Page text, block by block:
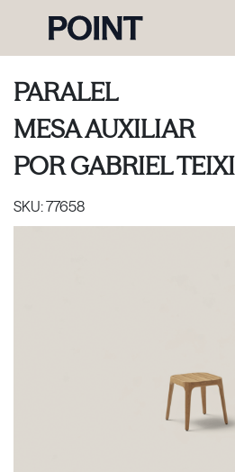
PARALEL
MESA AUXILIAR
PORGABRIEL
SKU:77658